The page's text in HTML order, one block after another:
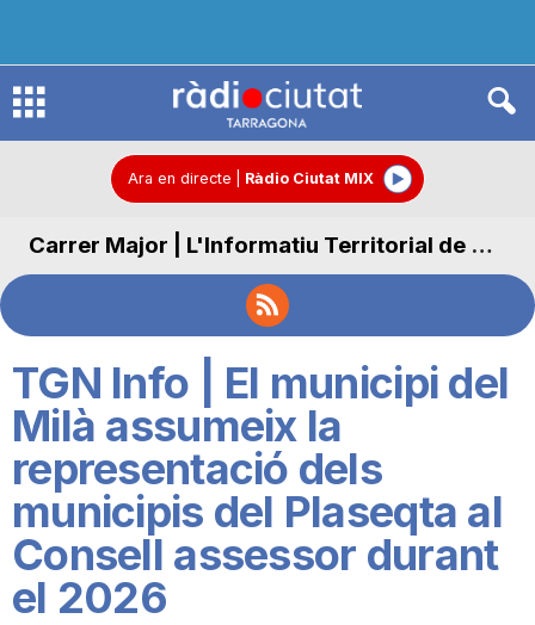
R
d
o
C
i
Ara en directe Ràdio Ciutat MIX
Carrer Major | L'Informatiu Territorial de Carrer Major
TGN Info | El municipi del
Milà assumeix la
representació dels
municipis del Plaseqta al
Consell assessor durant
el 2026